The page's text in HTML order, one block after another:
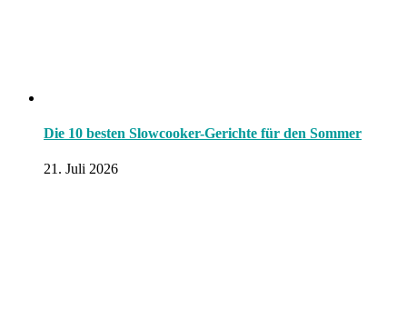
Die 10 besten Slowcooker-Gerichte für den Sommer
21. Juli 2026